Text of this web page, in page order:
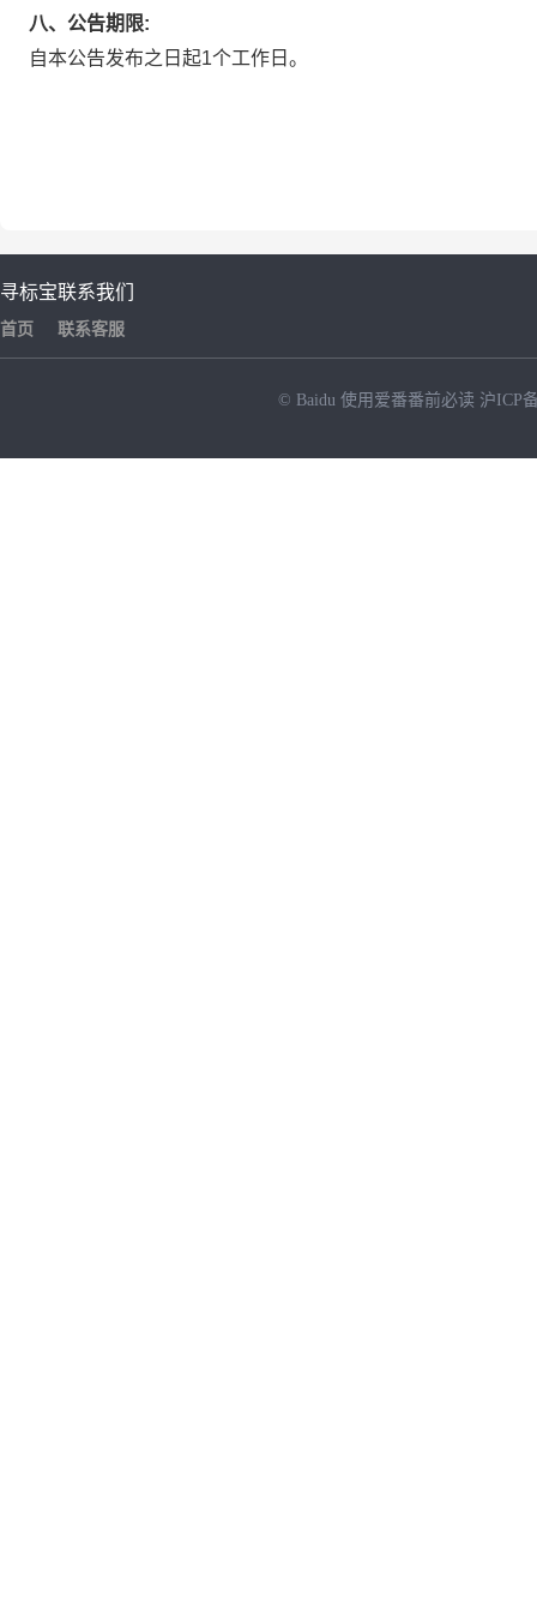
八、公告期限:
自本公告发布之日起1个工作日。
寻标宝
首页
联系我们
联系客服
© Baidu 使用爱番番前必读 沪ICP